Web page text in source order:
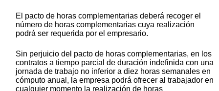
El pacto de horas complementarias deberá recoger el
número de horas complementarias cuya realización
podrá ser requerida por el empresario.
Sin perjuicio del pacto de horas complementarias, en los
contratos a tiempo parcial de duración indefinida con una
jornada de trabajo no inferior a diez horas semanales en
cómputo anual, la empresa podrá ofrecer al trabajador en
cualquier momento la realización de horas